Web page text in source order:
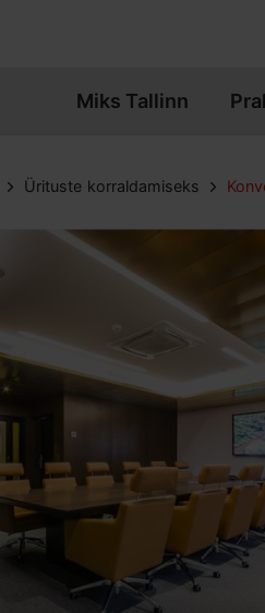
Miks Tallinn
Ürituste korraldamiseks